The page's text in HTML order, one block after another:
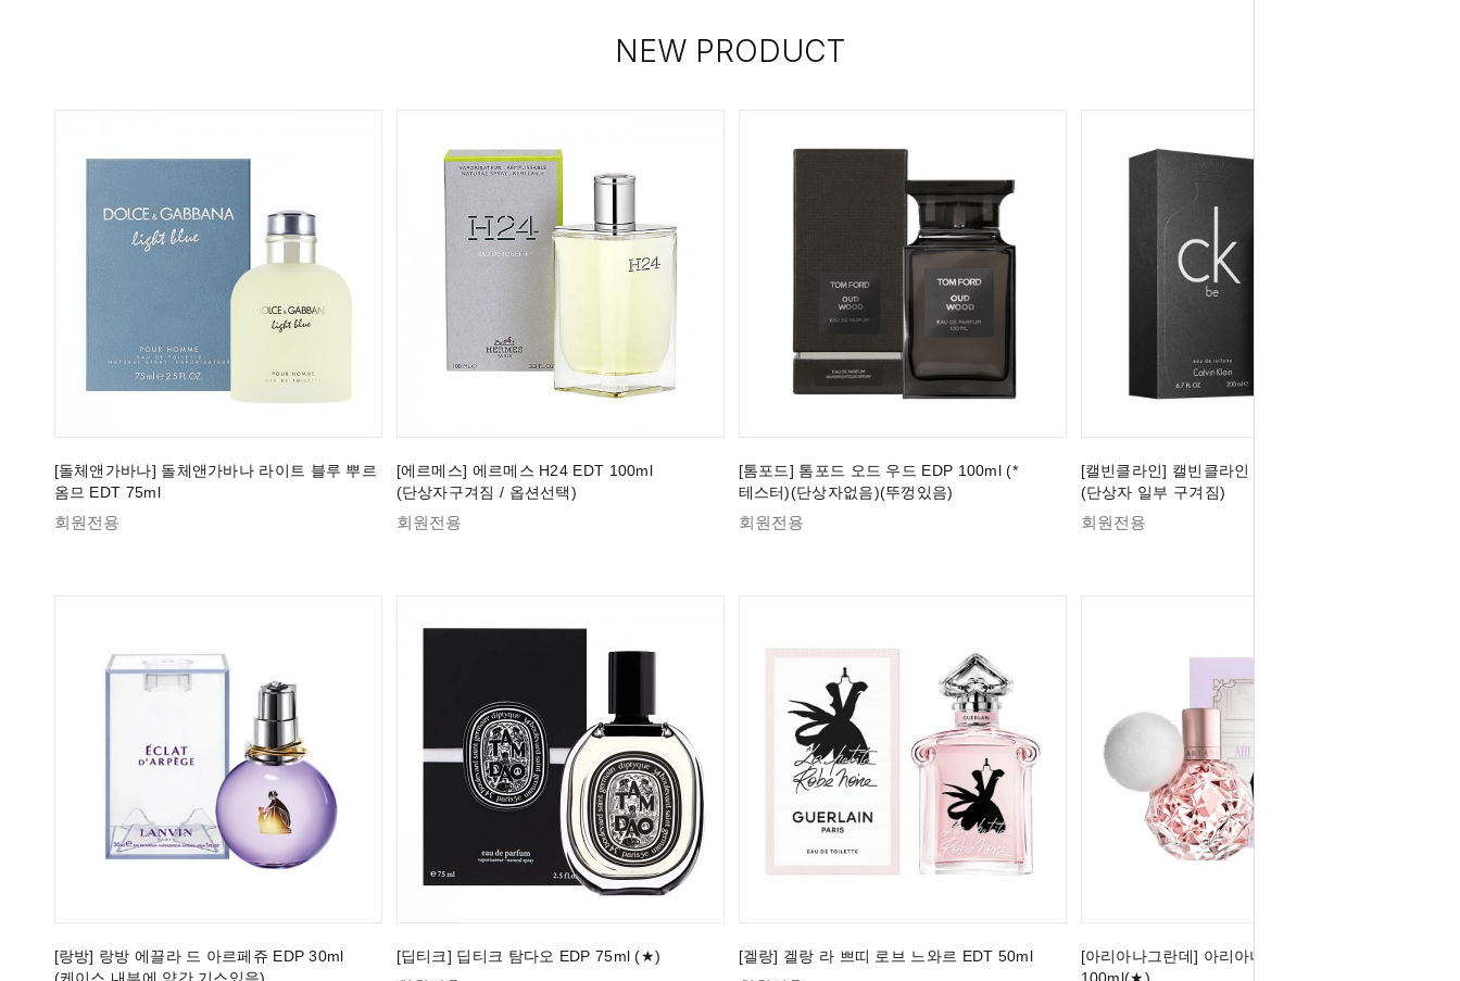
NEW PRODUCT
[돌체앤가바나] 돌체앤가바나 라이트 블루 뿌르
옴므 EDT 75ml
회원전용
[에르메스] 에르메스 H24 EDT 100ml
(단상자구겨짐 / 옵션선택)
회원전용
[톰포드] 톰포드 오드 우드 EDP 100ml (*
테스터)(단상자없음)(뚜껑있음)
회원전용
[캘빈클라인] 캘빈클라인 CK BE EDT 200ml
(단상자 일부 구겨짐)
회원전용
[랑방] 랑방 에끌라 드 아르페쥬 EDP 30ml
[딥티크] 딥티크 탐다오 EDP 75ml (★) [겔랑] 겔랑 라 쁘띠 로브 느와르 EDT 50ml
[아리아나그란데] 아리아나 그란데 아리 EDP